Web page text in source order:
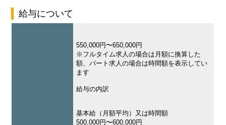
給与について
550,000円〜650,000円
※フルタイム求人の場合は月額に換算した
額、パート求人の場合は時間額を表示してい
ます
給与の内訳
基本給（月額平均）又は時間額
500,000円〜600,000円